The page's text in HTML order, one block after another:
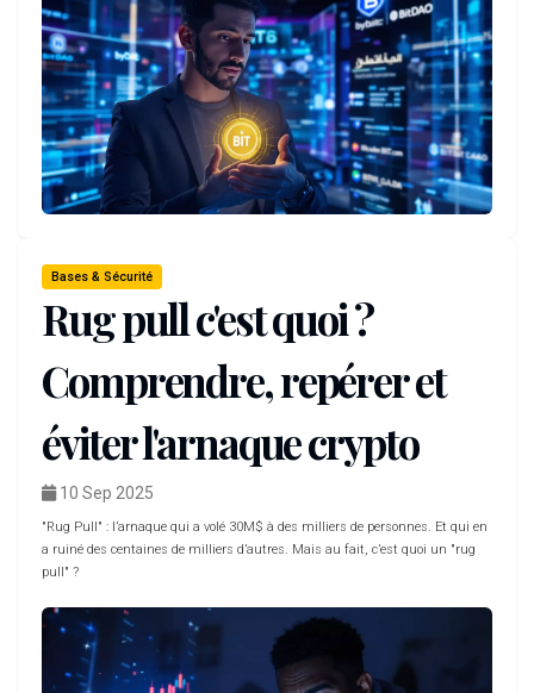
Bases & Sécurité
Rug pull c'est quoi ?
Comprendre, repérer et
éviter l'arnaque crypto
10 Sep 2025
"Rug Pull" : l’arnaque qui a volé 30M$ à des milliers de personnes. Et qui en
a ruiné des centaines de milliers d’autres. Mais au fait, c’est quoi un "rug
pull" ?